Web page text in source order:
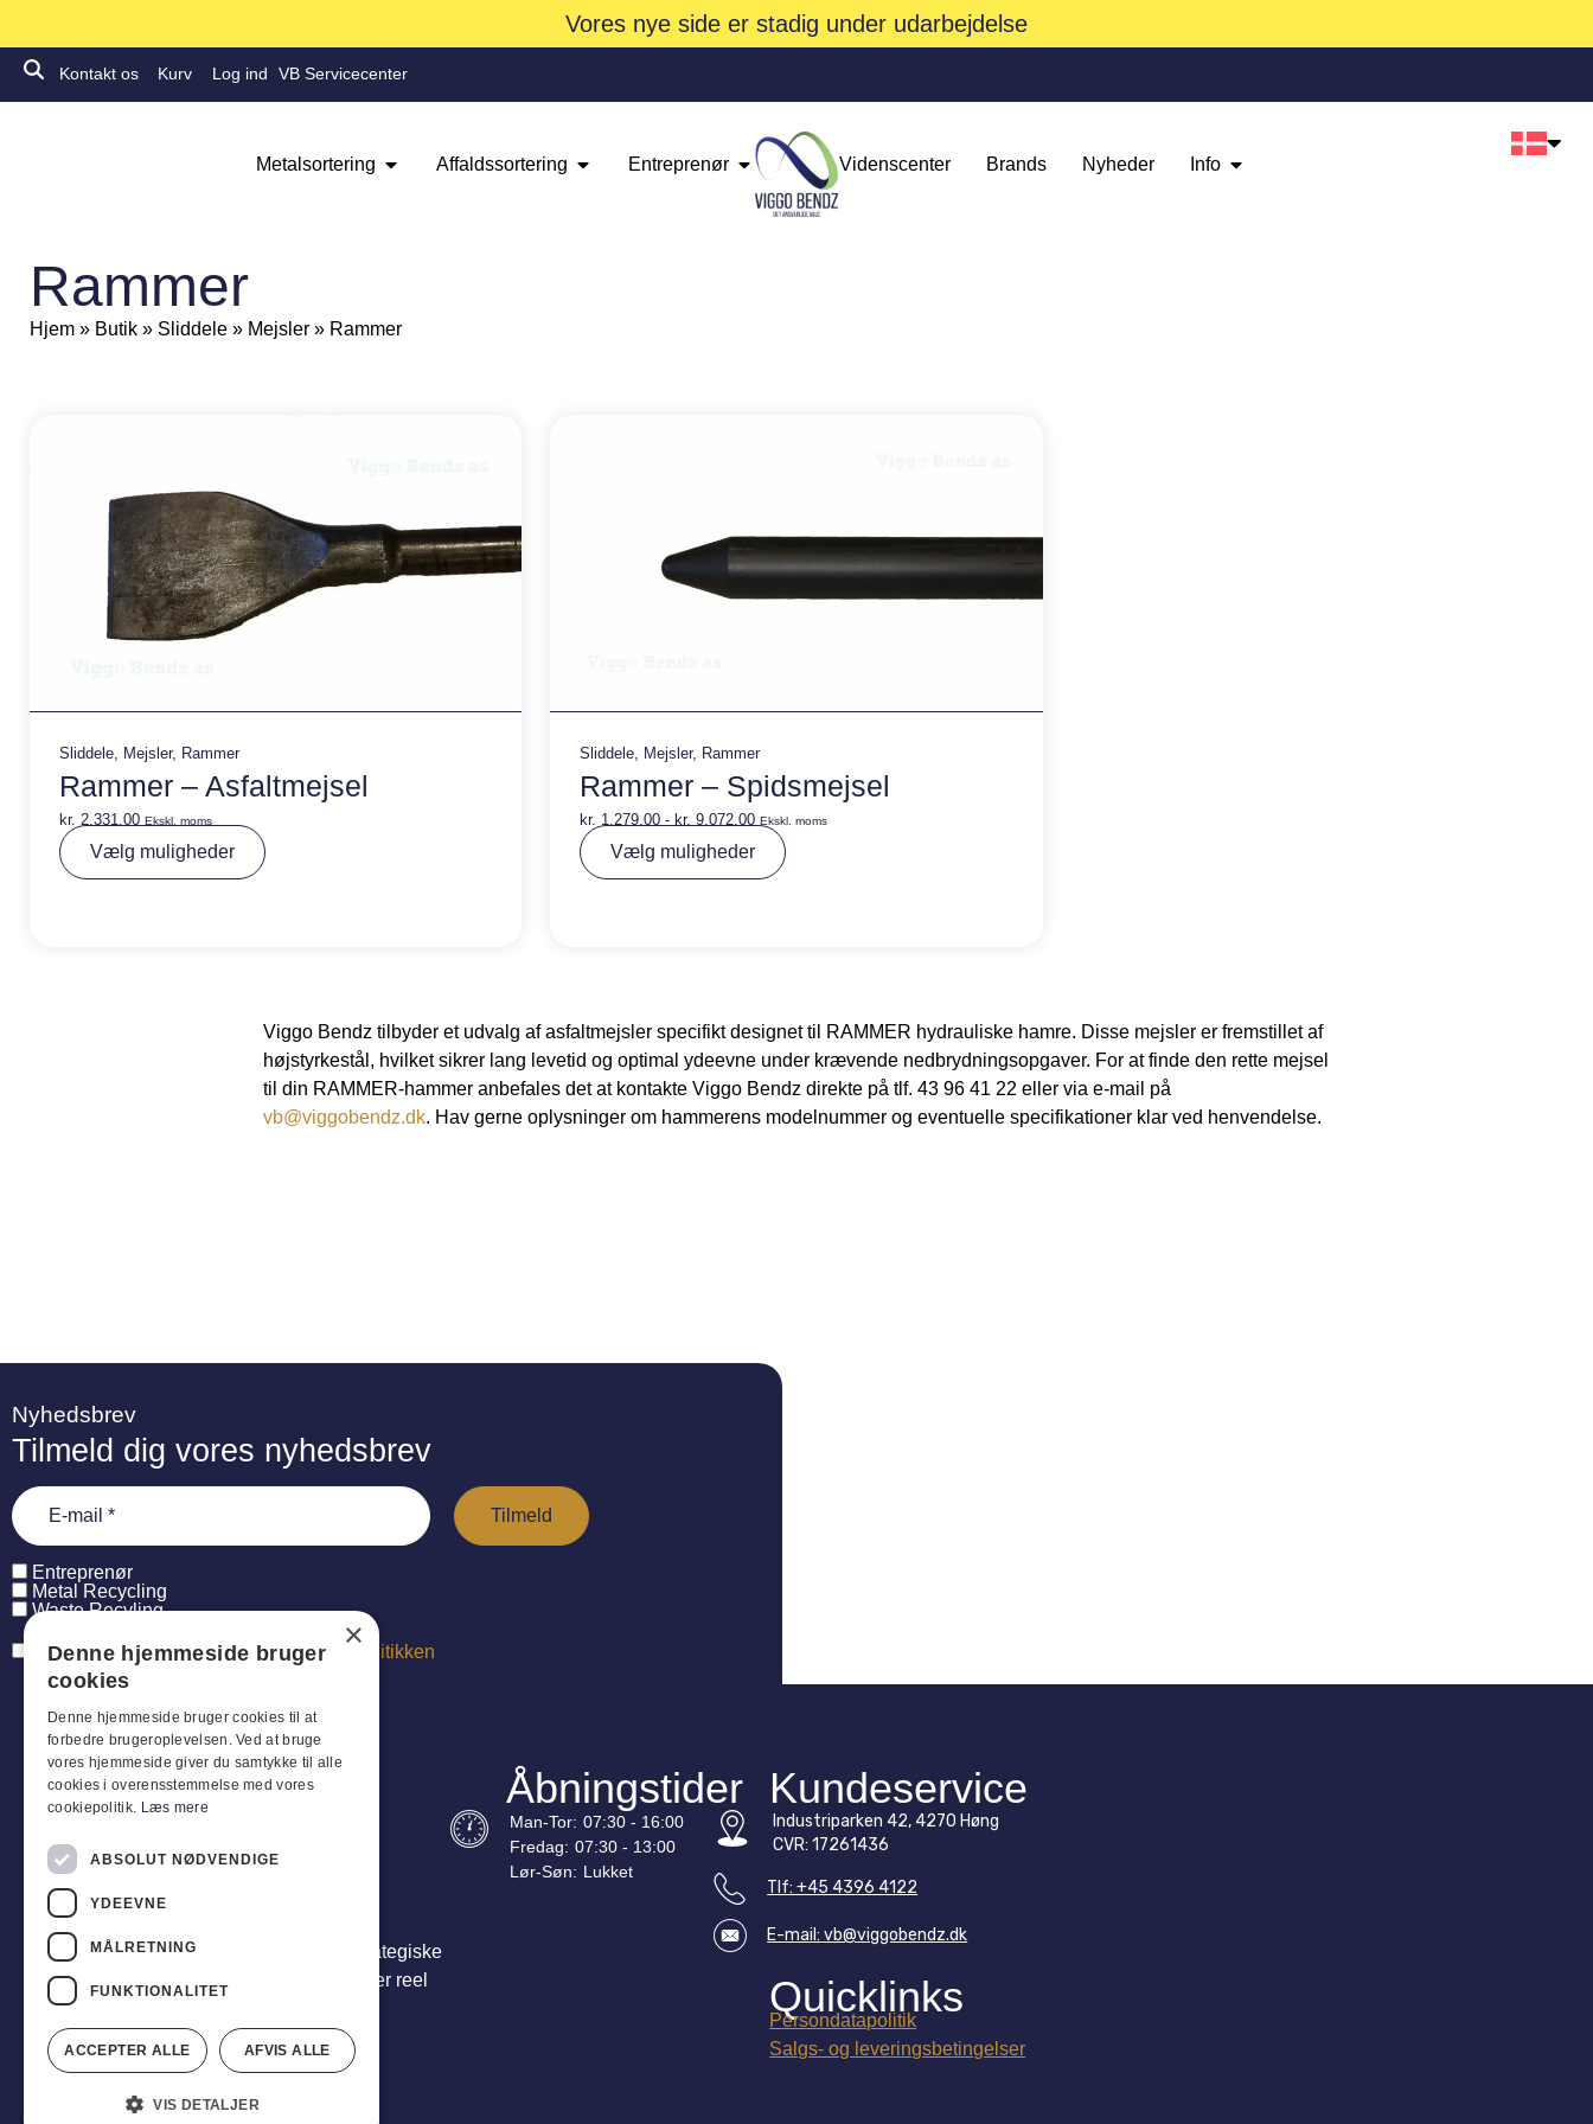
Vores nye side er stadig under udarbejdelse
Kontakt os Kurv Log ind VB Servicecenter
Metalsortering Affaldssortering Entreprenør Videnscenter Brands Nyheder Info
Rammer
Hjem » Butik » Sliddele » Mejsler » Rammer
Sliddele, Mejsler, Rammer
Rammer – Asfaltmejsel
kr. 2.331,00 Ekskl. moms
Vælg muligheder
Sliddele, Mejsler, Rammer
Rammer – Spidsmejsel
kr. 1.279,00 - kr. 9.072,00 Ekskl. moms
Vælg muligheder
Viggo Bendz tilbyder et udvalg af asfaltmejsler specifikt designet til RAMMER hydrauliske hamre. Disse mejsler er fremstillet af
højstyrkestål, hvilket sikrer lang levetid og optimal ydeevne under krævende nedbrydningsopgaver. For at finde den rette mejsel
til din RAMMER-hammer anbefales det at kontakte Viggo Bendz direkte på tlf. 43 96 41 22 eller via e-mail på
vb@viggobendz.dk. Hav gerne oplysninger om hammerens modelnummer og eventuelle specifikationer klar ved henvendelse.
Nyhedsbrev
Tilmeld dig vores nyhedsbrev
Entreprenør
Metal Recycling
Waste Recyling
Jeg har læst og acceptererpersondatapolitikken
Vi er mere end leverandører – vi er din strategiske
partner. Vi leverer totalløsninger, der skaber reel
værdi for din forretning.
Åbningstider
Man-Tor: 07:30 - 16:00
Fredag: 07:30 - 13:00
Lør-Søn: Lukket
Kundeservice
Industriparken 42, 4270 Høng
CVR: 17261436
Tlf: +45 4396 4122
E-mail: vb@viggobendz.dk
Quicklinks
Persondatapolitik
Salgs- og leveringsbetingelser
×
Denne hjemmeside bruger
cookies
Denne hjemmeside bruger cookies til at
forbedre brugeroplevelsen. Ved at bruge
vores hjemmeside giver du samtykke til alle
cookies i overensstemmelse med vores
cookiepolitik. Læs mere
ABSOLUT NØDVENDIGE
YDEEVNE
MÅLRETNING
FUNKTIONALITET
ACCEPTER ALLE AFVIS ALLE
VIS DETALJER